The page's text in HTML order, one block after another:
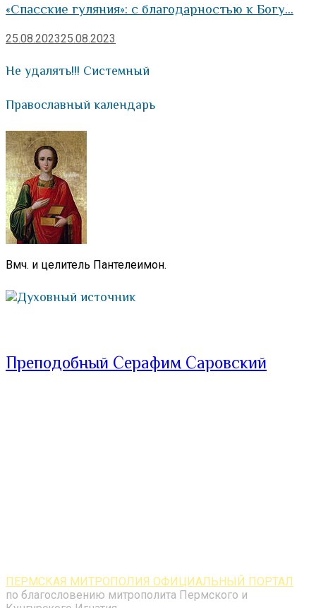
«Спасские гуляния»: с благодарностью к Богу…
25.08.202325.08.2023
Не удалять!!! Системный
Православный календарь
Вмч. и целитель Пантелеимон.
Духовный источник
Преподобный Серафим Саровский
ПЕРМСКАЯ МИТРОПОЛИЯ ОФИЦИАЛЬНЫЙ ПОРТАЛ
по благословению митрополита Пермского и